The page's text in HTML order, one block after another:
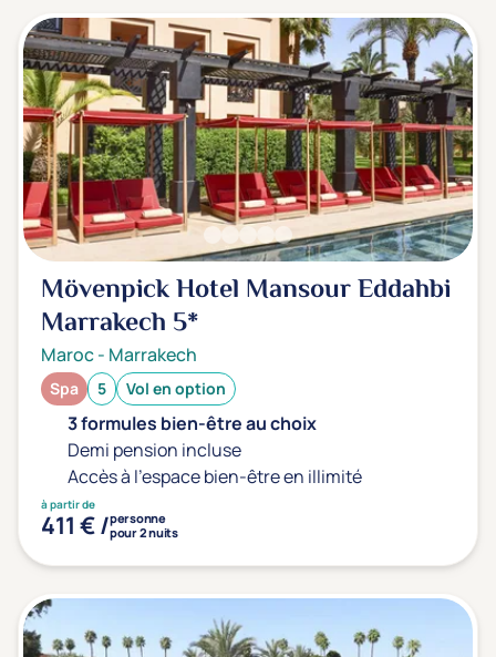
Mövenpick Hotel Mansour Eddahbi
Marrakech 5*
Maroc- Marrakech
Spa 5 Vol en option
3 formules bien-être au choix
Demi pension incluse
Accès à l'espace bien-être en illimité
à partir de
411 € /personne
pour 2 nuits